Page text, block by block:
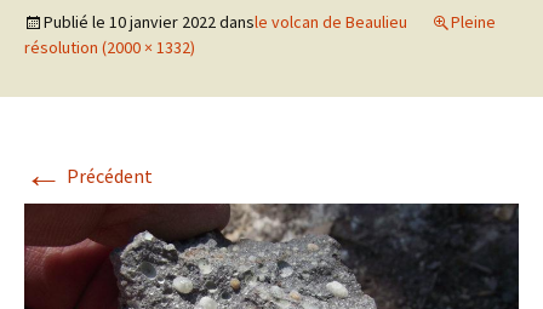
Publié le 10 janvier 2022dansle volcan de Beaulieu
Pleine
résolution (2000 × 1332)
← Précédent